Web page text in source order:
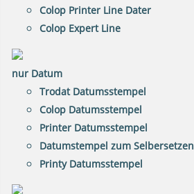
Colop Printer Line Dater
Colop Expert Line
nur Datum
Trodat Datumsstempel
Colop Datumsstempel
Printer Datumsstempel
Datumstempel zum Selbersetzen
Printy Datumsstempel